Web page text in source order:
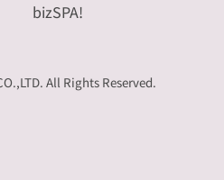
bizSPA!
All Rights Reserved.